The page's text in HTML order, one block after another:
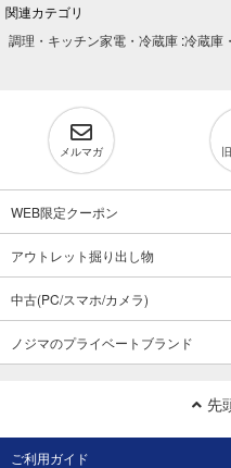
関連カテゴリ
調理・キッチン家電・冷蔵庫 :冷蔵庫
メルマガ
WEB限定クーポン
アウトレット掘り出し物
中古(PC/スマホ/カメラ)
ノジマのプライベートブランド
先
ご利用ガイド